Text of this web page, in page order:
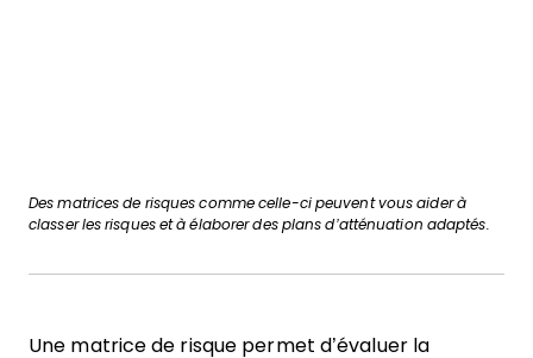
Des matrices de risques comme celle-ci peuvent vous aider à
classer les risques et à élaborer des plans d’atténuation adaptés.
Une matrice de risque permet d’évaluer la